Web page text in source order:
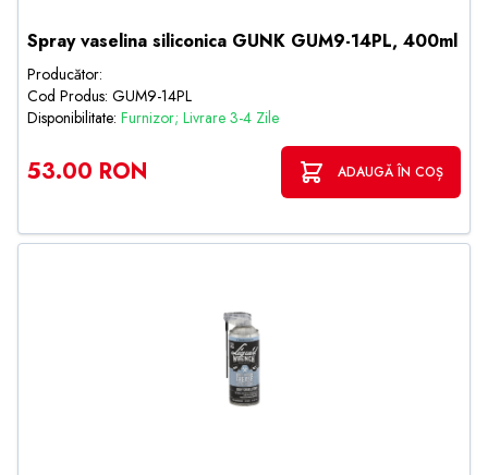
Spray vaselina siliconica GUNK GUM9-14PL, 400ml
Producător:
Cod Produs: GUM9-14PL
Disponibilitate: Furnizor; Livrare 3-4 Zile
53.00 RON ADAUGĂ ÎN COȘ